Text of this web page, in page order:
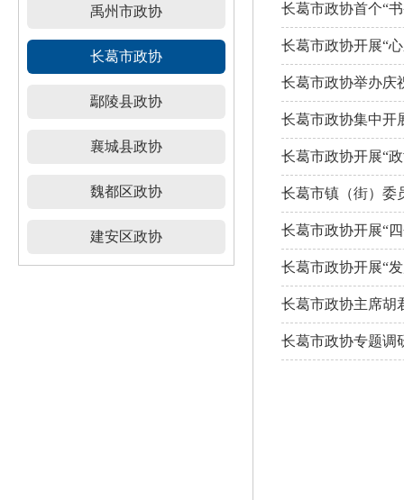
禹州市政协
长葛市政协
鄢陵县政协
襄城县政协
魏都区政协
建安区政协
长葛市政协首个“
长葛市政协开展“
长葛市政协举办庆
长葛市政协集中开
长葛市政协开展“
长葛市镇（街）委
长葛市政协开展“
长葛市政协开展“
长葛市政协主席胡
长葛市政协专题调